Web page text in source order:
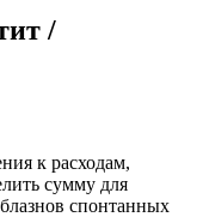
/
к расходам,
сумму для
спонтанных